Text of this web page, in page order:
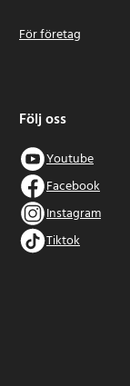
För företag
Följ oss
Youtube
Facebook
Instagram
Tiktok